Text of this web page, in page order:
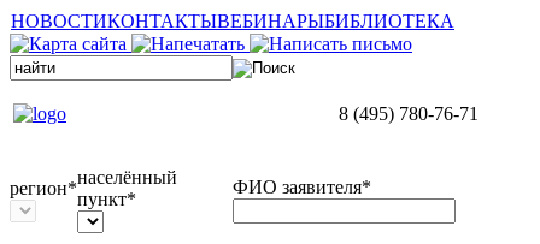
НОВОСТИКОНТАКТЫВЕБИНАРЫБИБЛИОТЕКА
8 (495) 780-76-71
регион*
населённый
пункт*
ФИО заявителя*